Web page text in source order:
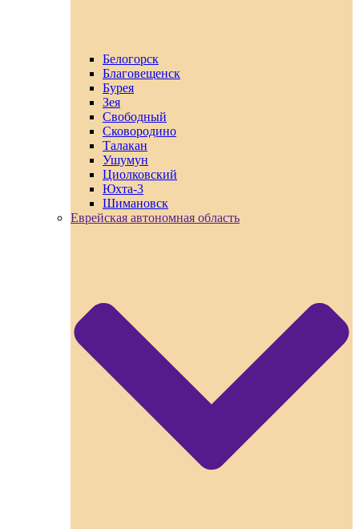
Белогорск
Благовещенск
Бурея
Зея
Свободный
Сковородино
Талакан
Ушумун
Циолковский
Юхта-3
Шимановск
Еврейская автономная область